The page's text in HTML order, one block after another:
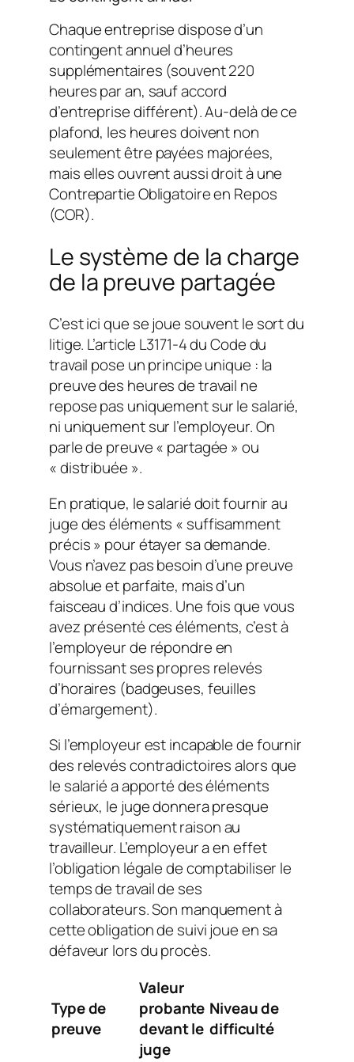
Chaque entreprise dispose d’un
contingent annuel d’heures
supplémentaires (souvent 220
heures par an, sauf accord
d’entreprise différent). Au-delà de ce
plafond, les heures doivent non
seulement être payées majorées,
mais elles ouvrent aussi droit à une
Contrepartie Obligatoire en Repos
(COR).
Le système de la charge
de la preuve partagée
C’est ici que se joue souvent le sort du
litige. L’article L3171-4 du Code du
travail pose un principe unique : la
preuve des heures de travail ne
repose pas uniquement sur le salarié,
ni uniquement sur l’employeur. On
parle de preuve « partagée » ou
« distribuée ».
En pratique, le salarié doit fournir au
juge des éléments « suffisamment
précis » pour étayer sa demande.
Vous n’avez pas besoin d’une preuve
absolue et parfaite, mais d’un
faisceau d’indices. Une fois que vous
avez présenté ces éléments, c’est à
l’employeur de répondre en
fournissant ses propres relevés
d’horaires (badgeuses, feuilles
d’émargement).
Si l’employeur est incapable de fournir
des relevés contradictoires alors que
le salarié a apporté des éléments
sérieux, le juge donnera presque
systématiquement raison au
travailleur. L’employeur a en effet
l’obligation légale de comptabiliser le
temps de travail de ses
collaborateurs. Son manquement à
cette obligation de suivi joue en sa
défaveur lors du procès.
Type de
preuve
Valeur
probante
devant le
juge
Niveau de
difficulté